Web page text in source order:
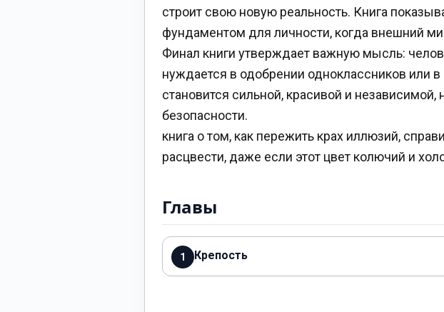
строит свою новую реальность. Книга
фундаментом для личности, когда внешний
Финал книги утверждает важную мысль:
нуждается в одобрении одноклассников или
становится сильной, красивой и
безопасности.
книга о том, как пережить крах иллюзий,
расцвести, даже если этот цвет колючий и
Главы
1 Крепость